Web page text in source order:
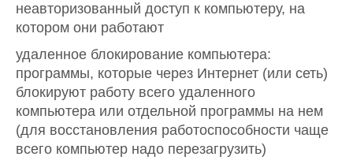
неавторизованный доступ к компьютеру, на
котором они работают
удаленное блокирование компьютера:
программы, которые через Интернет (или сеть)
блокируют работу всего удаленного
компьютера или отдельной программы на нем
(для восстановления работоспособности чаще
всего компьютер надо перезагрузить)